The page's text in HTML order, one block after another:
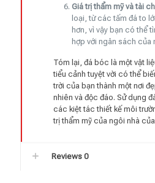
Giá trị thẩm mỹ và tài
loại, từ các tấm đá to
hơn, vì vậy bạn có thể
hợp với ngân sách của
Tóm lại, đá bóc là một vật
tiểu cảnh tuyệt vời có thể
trời của bạn thành một nơi
nhiên và độc đáo. Sử dụng
các kiệt tác thiết kế môi
trị thẩm mỹ của ngôi nhà
Reviews 0